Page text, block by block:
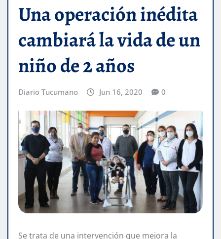
Una operación inédita
cambiará la vida de un
niño de 2 años
Diario Tucumano Jun 16, 2020 0
Se trata de una intervención que mejora la